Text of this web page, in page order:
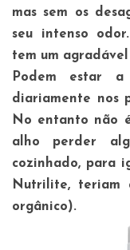
mas sem os
seu intenso
tem um
Podem estar
diariamente nos
No entanto não
alho perder
cozinhado, para
Nutrilite, teriam
orgânico).